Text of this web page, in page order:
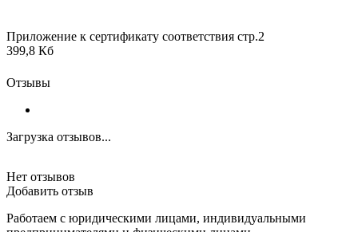
Приложение к сертификату соответствия стр.2
399,8 Кб
Отзывы
Загрузка отзывов...
Нет отзывов
Добавить отзыв
Работаем с юридическими лицами, индивидуальными